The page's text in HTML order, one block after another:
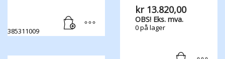
385311009
kr13.820,00
OBS! Eks. mva.
0 på lager